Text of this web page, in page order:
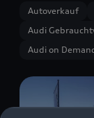
Autoverkauf
Audi
Audi on